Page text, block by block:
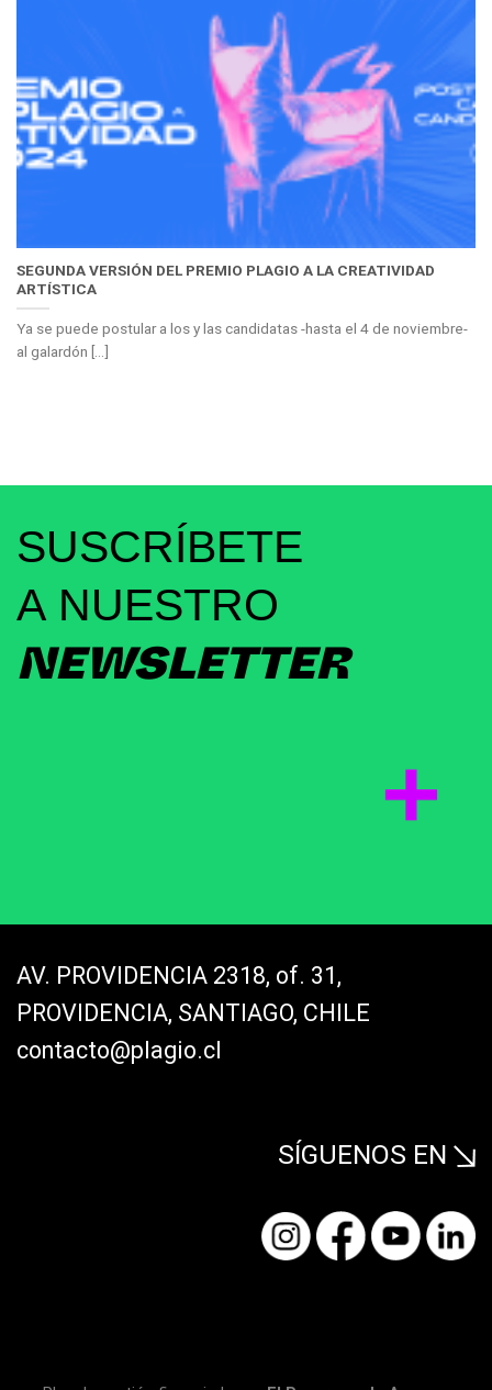
SEGUNDA VERSIÓN DEL PREMIO PLAGIO A LA CREATIVIDAD
ARTÍSTICA
Ya se puede postular a los y las candidatas -hasta el 4 de noviembre-
al galardón [...]
SUSCRÍBETE
A NUESTRO
NEWSLETTER
AV. PROVIDENCIA 2318, of. 31,
PROVIDENCIA, SANTIAGO, CHILE
contacto@plagio.cl
SÍGUENOS EN